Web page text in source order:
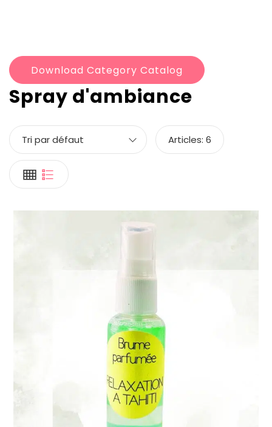
Download Category Catalog
Spray d'ambiance
Tri par défaut Articles: 6